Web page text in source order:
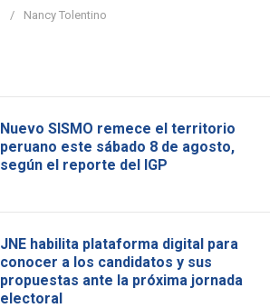
Nancy Tolentino
Nuevo SISMO remece el territorio
peruano este sábado 8 de agosto,
según el reporte del IGP
JNE habilita plataforma digital para
conocer a los candidatos y sus
propuestas ante la próxima jornada
electoral